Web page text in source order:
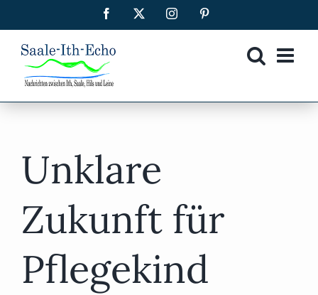
Inhalt
springen
Facebook Instagram
Unklare
Zukunft für
Pflegekind